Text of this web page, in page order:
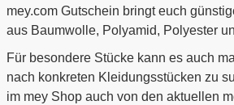
mey.com Gutschein bringt euch
aus Baumwolle, Polyamid, Polyester
Für besondere Stücke kann es auch
nach konkreten Kleidungsstücken zu
im mey Shop auch von den aktuellen